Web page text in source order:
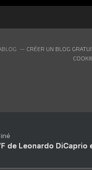
CRÉER UN BLOG
de Leonardo